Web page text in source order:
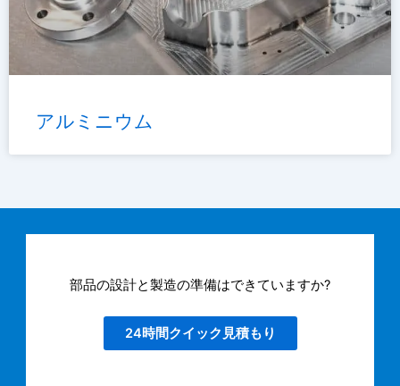
アルミニウム
部品の設計と製造の準備はできていますか?
24時間クイック見積もり